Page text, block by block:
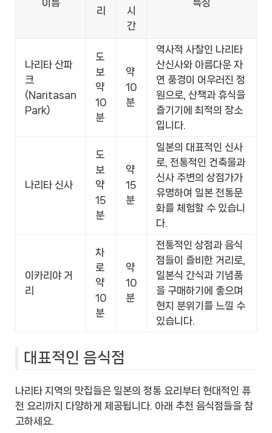
이름
리
시
간
특징
나리타 산파
크
(Naritasan
Park)
도
보
약
10
분
약
10
분
역사적 사찰인 나리타
산신사와 아름다운 자
연 풍경이 어우러진 정
원으로, 산책과 휴식을
즐기기에 최적의 장소
입니다.
나리타 신사
도
보
약
15
분
약
15
분
일본의 대표적인 신사
로, 전통적인 건축물과
신사 주변의 상점가가
유명하여 일본 전통문
화를 체험할 수 있습니
다.
이카리야 거
리
차
로
약
10
분
약
10
분
전통적인 상점과 음식
점들이 즐비한 거리로,
일본식 간식과 기념품
을 구매하기에 좋으며
현지 분위기를 느낄 수
있습니다.
대표적인 음식점
나리타 지역의 맛집들은 일본의 정통 요리부터 현대적인 퓨
전 요리까지 다양하게 제공됩니다. 아래 추천 음식점들을 참
고하세요.